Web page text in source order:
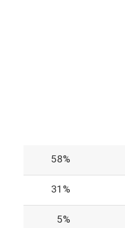
58%
31%
5%